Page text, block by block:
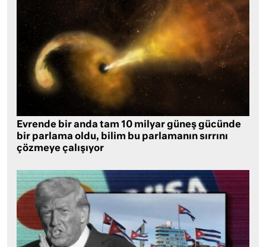
Evrende bir anda tam 10 milyar güneş gücünde
bir parlama oldu, bilim bu parlamanın sırrını
çözmeye çalışıyor